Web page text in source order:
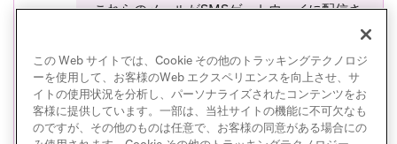
これらのメールがSMSゲートウェイに配信さ
ことにご注意ください。サポートされていな
いゲートウェイへのメール送信を避けるに
は、サポートされていないゲートウェイのド
メイン名のリスト(opens in new tab)
を確認してください。
この Web サイトでは、Cookie その他のトラッキングテクノロジ
ーを使用して、お客様のWeb エクスペリエンスを向上させ、サ
イトの使用状況を分析し、パーソナライズされたコンテンツをお
客様に提供しています。一部は、当社サイトの機能に不可欠なも
のですが、その他のものは任意で、お客様の同意がある場合にの